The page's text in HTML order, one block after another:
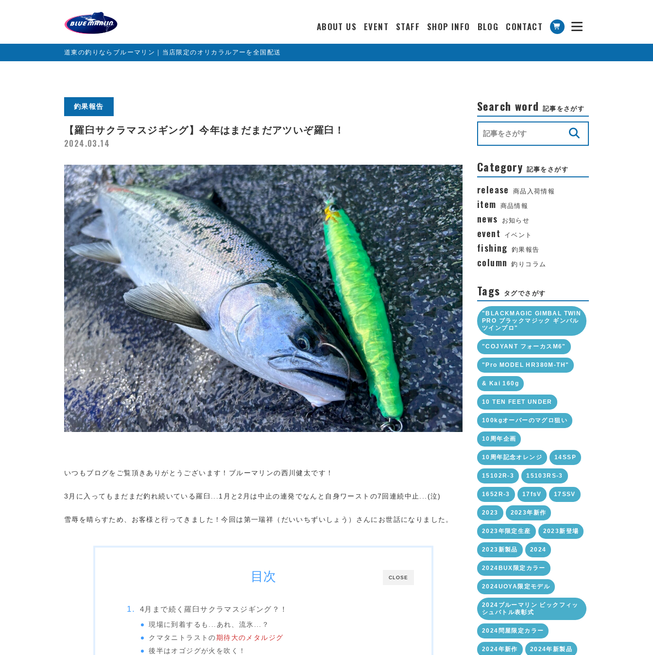
ABOUT US EVENT STAFF SHOP INFO BLOG CONTACT
道東の釣りならブルーマリン｜当店限定のオリカラルアーを全国配送
釣果報告
【羅臼サクラマスジギング】今年はまだまだアツいぞ羅臼！
2024.03.14
いつもブログをご覧頂きありがとうございます！ブルーマリンの西川健太です！
3月に入ってもまだまだ釣れ続いている羅臼...1月と2月は中止の連発でなんと自身ワーストの7回連続中止...(泣)
雪辱を晴らすため、お客様と行ってきました！今回は第一瑞祥（だいいちずいしょう）さんにお世話になりました。
CLOSE
目次
4月まで続く羅臼サクラマスジギング？！
現場に到着するも...あれ、流氷...？
クマタニトラストの期待大のメタルジグ
後半はオゴジグが火を吹く！
Search word 記事をさがす
Category 記事をさがす
release 商品入荷情報
item 商品情報
news お知らせ
event イベント
fishing 釣果報告
column 釣りコラム
Tags タグでさがす
"BLACKMAGIC GIMBAL TWIN
PRO ブラックマジック ギンバル
ツインプロ"
"COJYANT フォーカスM6"
"Pro MODEL HR380M-TH"
& Kai 160g
10 TEN FEET UNDER
100kgオーバーのマグロ狙い
10周年企画
10周年記念オレンジ 14SSP
15102R-3 15103RS-3
1652R-3 17fsV 17SSV
2023 2023年新作
2023年限定生産 2023新登場
2023新製品 2024
2024BUX限定カラー
2024UOYA限定モデル
2024ブルーマリン ビックフィッ
シュバトル表彰式
2024問屋限定カラー
2024年新作 2024年新製品